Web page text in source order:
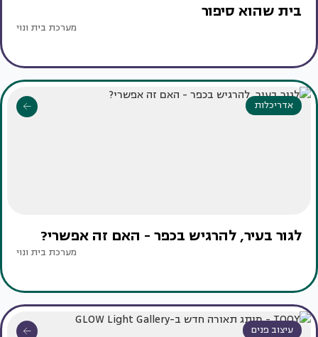
בית שהוא סיפור
מערכת בית ונוי
אדריכלות
לגור בעיר, להרגיש בכפר - האם זה אפשרי?
מערכת בית ונוי
עיצוב פנים